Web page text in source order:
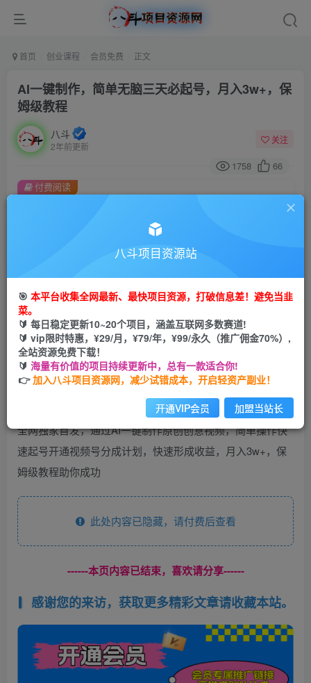
首页 创业课程 会员免费 正文
AI一键制作，简单无脑三天必起号，月入3w+，保
姆级教程
八斗
2年前更新
关注
1758 66
此内容为付费阅读，请付费后查看
金币9.9 金币99
会员免费
您当前未登录！建议登陆后购买，可保存购买订单
付费阅读
全网独家首发，通过AI一键制作原创创意视频，简单操作快
速起号开通视频号分成计划，快速形成收益，月入3w+，保
姆级教程助你成功
此处内容已隐藏，请付费后查看
------本页内容已结束，喜欢请分享------
感谢您的来访，获取更多精彩文章请收藏本站。
八斗项目资源站
🎯 本平台收集全网最新、最快项目资源，打破信息差！避免当韭
菜。
🔰 每日稳定更新10~20个项目，涵盖互联网多数赛道!
🔰 vip限时特惠，¥29/月，¥79/年，¥99/永久（推广佣金70%）,
全站资源免费下载！
🔰 海量有价值的项目持续更新中，总有一款适合你!
👉加入八斗项目资源网，减少试错成本，开启轻资产副业！
开通VIP会员 加盟当站长